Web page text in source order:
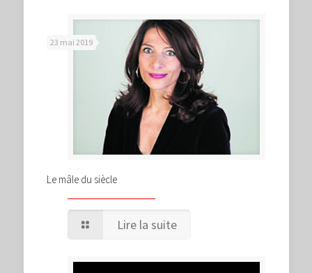
23 mai 2019
Le mâle du siècle
Lire la suite